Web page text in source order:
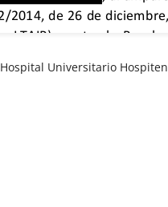
Hospital Universitario Hospiten